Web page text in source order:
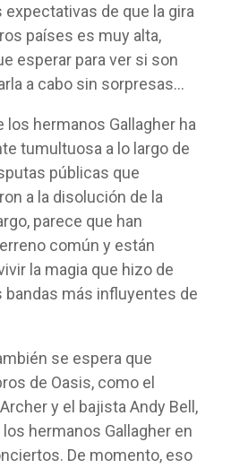
de que la gira
países es muy alta,
esperar para ver si son
a cabo sin sorpresas…
los hermanos Gallagher ha
tumultuosa a lo largo de
públicas que
a la disolución de la
parece que han
común y están
la magia que hizo de
bandas más influyentes de
se espera que
de Oasis, como el
y el bajista Andy Bell,
hermanos Gallagher en
De momento, eso